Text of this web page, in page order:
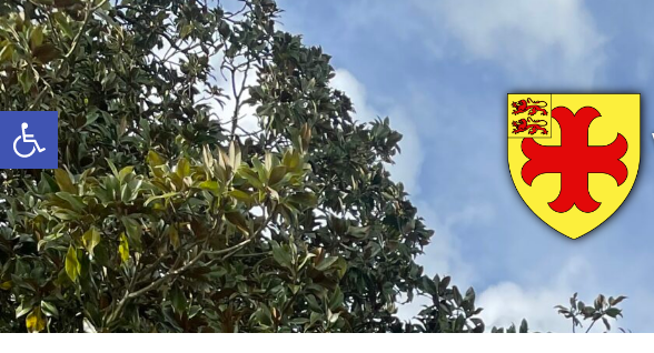
Ouvrir la barre d’outils
Aller
au
contenu